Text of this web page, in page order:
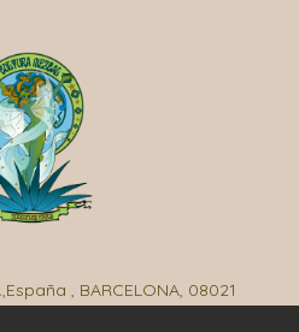
,España , BARCELONA, 08021